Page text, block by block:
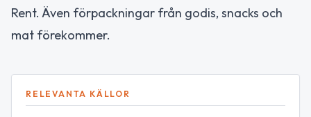
Rent. Även förpackningar från godis, snacks och
mat förekommer.
RELEVANTA KÄLLOR